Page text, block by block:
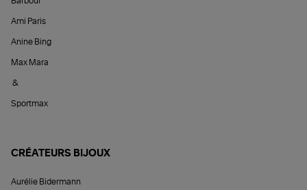
Ami Paris
Anine Bing
Max Mara
&
Sportmax
CRÉATEURS BIJOUX
Aurélie Bidermann